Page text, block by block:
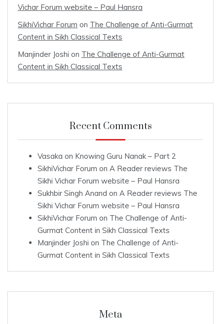
Vichar Forum website – Paul Hansra
SikhiVichar Forum on The Challenge of Anti-Gurmat
Content in Sikh Classical Texts
Manjinder Joshi on The Challenge of Anti-Gurmat
Content in Sikh Classical Texts
Recent Comments
Vasaka on Knowing Guru Nanak – Part 2
SikhiVichar Forum on A Reader reviews The
Sikhi Vichar Forum website – Paul Hansra
Sukhbir Singh Anand on A Reader reviews The
Sikhi Vichar Forum website – Paul Hansra
SikhiVichar Forum on The Challenge of Anti-
Gurmat Content in Sikh Classical Texts
Manjinder Joshi on The Challenge of Anti-
Gurmat Content in Sikh Classical Texts
Meta